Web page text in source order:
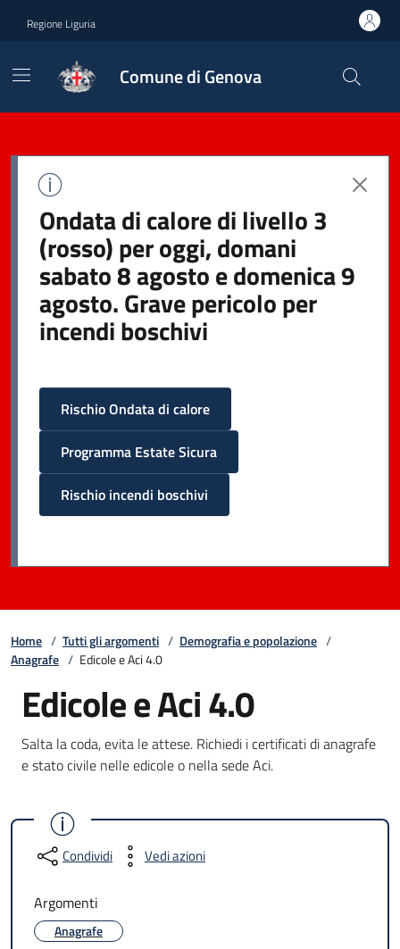
Regione Liguria
Comune di Genova
Ondata di calore di livello 3
(rosso) per oggi, domani
sabato 8 agosto e domenica 9
agosto. Grave pericolo per
incendi boschivi
Rischio Ondata di calore
Programma Estate Sicura
Rischio incendi boschivi
Home / Tutti gli argomenti / Demografia e popolazione /
Anagrafe / Edicole e Aci 4.0
Edicole e Aci 4.0
Salta la coda, evita le attese. Richiedi i certificati di anagrafe
e stato civile nelle edicole o nella sede Aci.
Condividi Vedi azioni
Argomenti
Anagrafe